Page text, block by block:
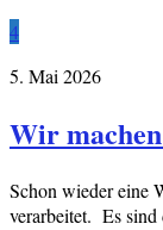
4
5. Mai 2026
Wir
Schon wieder eine
verarbeitet. Es sind